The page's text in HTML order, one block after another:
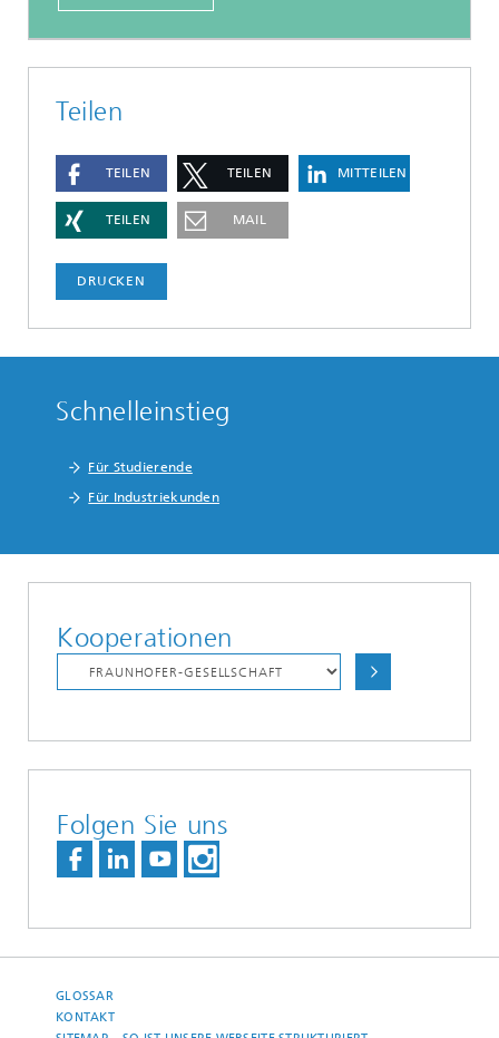
Teilen
TEILEN TEILEN MITTEILEN
TEILEN MAIL
DRUCKEN
Schnelleinstieg
Für Studierende
Für Industriekunden
Kooperationen
Folgen Sie uns
GLOSSAR
KONTAKT